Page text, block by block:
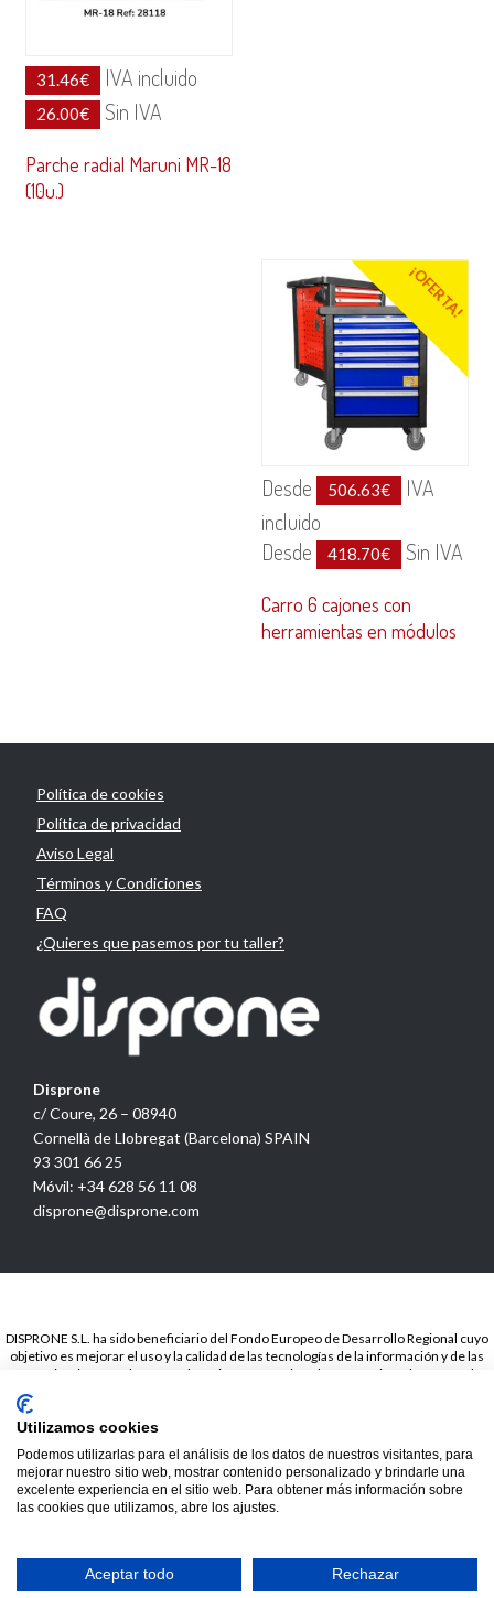
31.46€ IVA incluido
26.00€ Sin IVA
Parche radial Maruni MR-18
(10u.)
¡OFERTA!
Desde 506.63€
IVA
incluido
Desde
418.70€ Sin IVA
Carro 6 cajones con
herramientas en módulos
Política de cookies
Política de privacidad
Aviso Legal
Términos y Condiciones
FAQ
¿Quieres que pasemos por tu taller?
Disprone
c/ Coure, 26 – 08940
Cornellà de Llobregat (Barcelona) SPAIN
93 301 66 25
Móvil: +34 628 56 11 08
disprone@disprone.com
DISPRONE S.L. ha sido beneficiario del Fondo Europeo de Desarrollo Regional cuyo
objetivo es mejorar el uso y la calidad de las tecnologías de la información y de las
comunicaciones y el acceso a las mismas y gracias a la Presencia web a través de
página propia.. Esta acción ha tenido lugar en el periodo de TICCámaras 2018. Para
ello ha contado con el apoyo del programa TICCámaras de la Cámara de Barcelona.
Hide chaty
Utilizamos cookies
Podemos utilizarlas para el análisis de los datos de nuestros visitantes, para
mejorar nuestro sitio web, mostrar contenido personalizado y brindarle una
excelente experiencia en el sitio web. Para obtener más información sobre
las cookies que utilizamos, abre los ajustes.
Aceptar todo Rechazar